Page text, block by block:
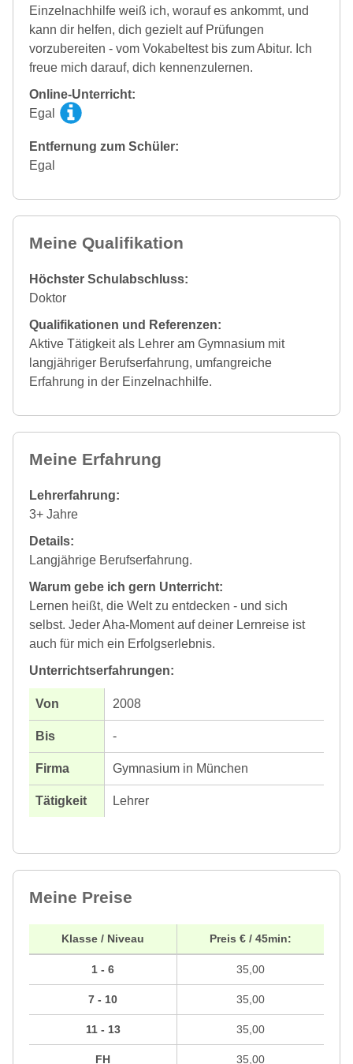
Einzelnachhilfe weiß ich, worauf es ankommt, und
kann dir helfen, dich gezielt auf Prüfungen
vorzubereiten - vom Vokabeltest bis zum Abitur. Ich
freue mich darauf, dich kennenzulernen.
Online-Unterricht:
Egal
Entfernung zum Schüler:
Egal
Meine Qualifikation
Höchster Schulabschluss:
Doktor
Qualifikationen und Referenzen:
Aktive Tätigkeit als Lehrer am Gymnasium mit
langjähriger Berufserfahrung, umfangreiche
Erfahrung in der Einzelnachhilfe.
Meine Erfahrung
Lehrerfahrung:
3+ Jahre
Details:
Langjährige Berufserfahrung.
Warum gebe ich gern Unterricht:
Lernen heißt, die Welt zu entdecken - und sich
selbst. Jeder Aha-Moment auf deiner Lernreise ist
auch für mich ein Erfolgserlebnis.
Unterrichtserfahrungen:
2008
-
Gymnasium in München
Lehrer
Meine Preise
Klasse / Niveau
1 - 6
7 - 10
11 - 13
FH
Preis € / 45min:
35,00
35,00
35,00
35,00